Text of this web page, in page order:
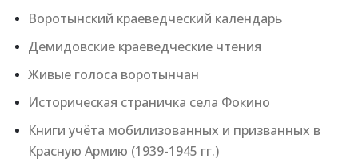
Воротынский краеведческий календарь
Демидовские краеведческие чтения
Живые голоса воротынчан
Историческая страничка села Фокино
Книги учёта мобилизованных и призванных в
Красную Армию (1939-1945 гг.)